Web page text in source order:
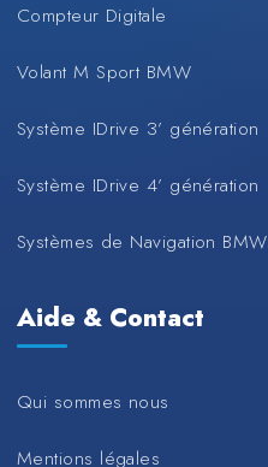
Compteur Digitale
Volant M Sport BMW
Système IDrive 3’ génération
Système IDrive 4’ génération
Systèmes de Navigation BMW
Aide & Contact
Qui sommes nous
Mentions légales